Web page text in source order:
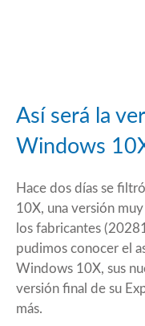
Así será la
Windows
Hace dos días se
10X, una versión
los fabricantes
pudimos conocer el
Windows 10X, sus
versión final de su
más.